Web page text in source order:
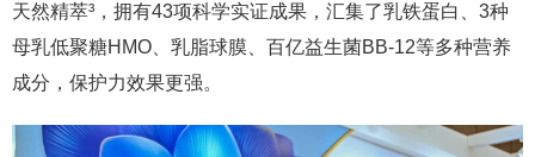
天然精萃³，拥有43项科学实证成果，汇集了乳铁蛋白、3种
母乳低聚糖HMO、 乳脂球膜 、百亿益生菌BB-12等多种营养
成分，保护力效果更强。